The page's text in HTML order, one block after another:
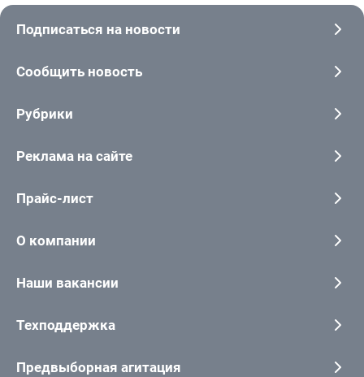
Подписаться на новости
Сообщить новость
Рубрики
Реклама на сайте
Прайс-лист
О компании
Наши вакансии
Техподдержка
Предвыборная агитация